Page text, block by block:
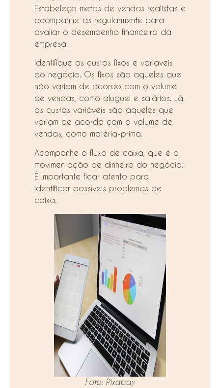
Estabeleça metas de vendas realistas e
acompanhe-as regularmente para
avaliar o desempenho financeiro da
empresa.
Identifique os custos fixos e variáveis
do negócio. Os fixos são aqueles que
não variam de acordo com o volume
de vendas, como aluguel e salários. Já
os custos variáveis são aqueles que
variam de acordo com o volume de
vendas, como matéria-prima.
Acompanhe o fluxo de caixa, que é a
movimentação de dinheiro do negócio.
É importante ficar atento para
identificar possíveis problemas de
caixa.
Foto: Pixabay